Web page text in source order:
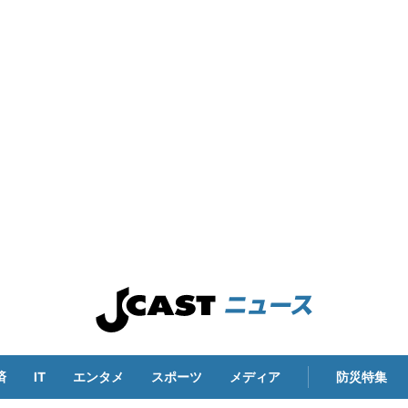
IT エンタメ スポーツ メディア 防災特集